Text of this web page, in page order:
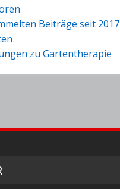
Beiträge seit 2017
zu Gartentherapie